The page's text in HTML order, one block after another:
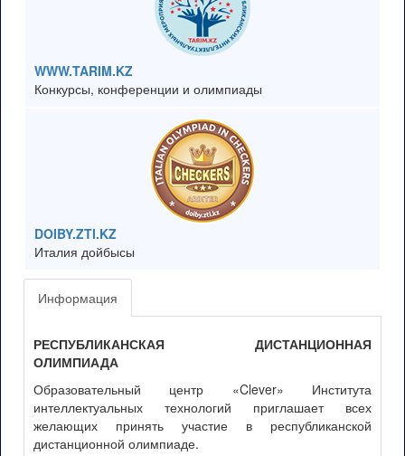
WWW.TARIM.KZ
Конкурсы, конференции и олимпиады
DOIBY.ZTI.KZ
Италия дойбысы
Информация
РЕСПУБЛИКАНСКАЯ ДИСТАНЦИОННАЯ
ОЛИМПИАДА
Образовательный центр «Clever» Института
интеллектуальных технологий приглашает всех
желающих принять участие в республиканской
дистанционной олимпиаде.